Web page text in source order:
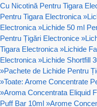
Cu Nicotină Pentru Tigara
Pentru Tigara Electronica »
Electronica »Lichide 50 ml
Pentru Țigări Electronice »
Tigara Electronica »Lichide
Electronica »Lichide Shortfill
»Pachete de Lichide Pentru
»Toate: Arome Concentrate
»Aroma Concentrata Eliquid
Puff Bar 10ml »Arome